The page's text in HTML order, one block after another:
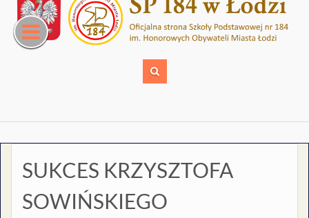
content
SUKCES KRZYSZTOFA
SOWIŃSKIEGO